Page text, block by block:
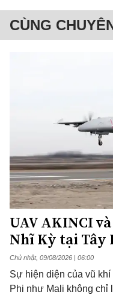
CÙNG
UAV AKINCI
Nhĩ Kỳ tại Tây
Chủ nhật, 09/08/2026 | 06:00
Sự hiện diện của vũ
Phi như Mali không chỉ